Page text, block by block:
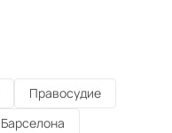
Правосудие
Барселона